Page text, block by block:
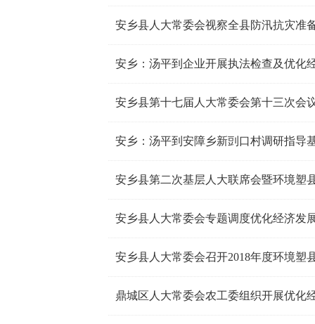
安乡县人大常委会视察全县防汛抗灾准
安乡：汤平到企业开展执法检查及优化
安乡县第十七届人大常委会第十三次会
安乡：汤平到安障乡新剅口村调研指导
安乡县第二次基层人大联席会暨环境塑
安乡县人大常委会专题调度优化经济发
安乡县人大常委会召开2018年度环境塑
鼎城区人大常委会农工委组织开展优化